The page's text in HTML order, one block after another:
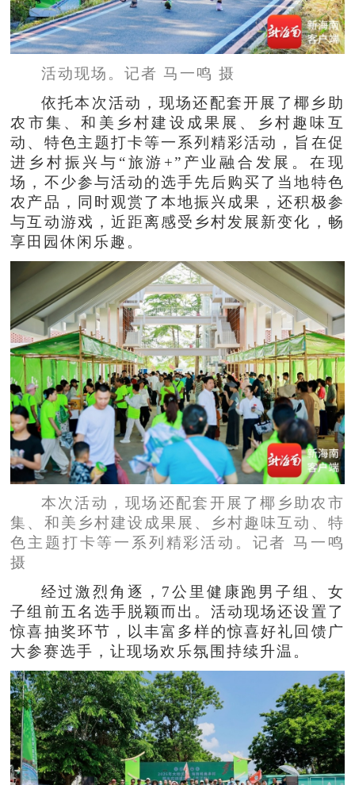
活动现场。记者 马一鸣 摄
依托本次活动，现场还配套开展了椰乡助
农市集、和美乡村建设成果展、乡村趣味互
动、特色主题打卡等一系列精彩活动，旨在促
进乡村振兴与“旅游+”产业融合发展。在现
场，不少参与活动的选手先后购买了当地特色
农产品，同时观赏了本地振兴成果，还积极参
与互动游戏，近距离感受乡村发展新变化，畅
享田园休闲乐趣。
本次活动，现场还配套开展了椰乡助农市
集、和美乡村建设成果展、乡村趣味互动、特
色主题打卡等一系列精彩活动。记者 马一鸣
摄
经过激烈角逐，7公里健康跑男子组、女
子组前五名选手脱颖而出。活动现场还设置了
惊喜抽奖环节，以丰富多样的惊喜好礼回馈广
大参赛选手，让现场欢乐氛围持续升温。